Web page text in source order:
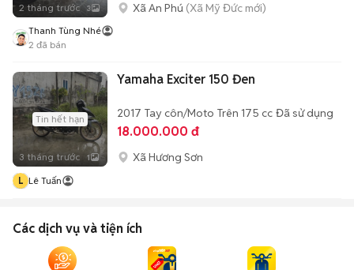
2 tháng trước 3 Xã An Phú (Xã Mỹ Đức mới)
Thanh Tùng Nhé
2 đã bán
Tin hết hạn
3 tháng trước 1
Yamaha Exciter 150 Đen
2017 Tay côn/Moto Trên 175 cc Đã sử dụng
18.000.000 đ
Xã Hương Sơn
L Lê Tuấn
Các dịch vụ và tiện ích